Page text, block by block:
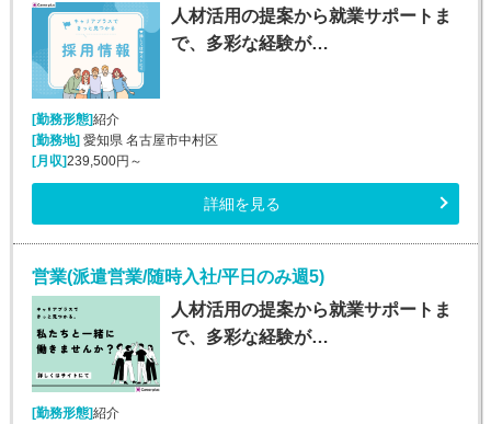
人材活用の提案から就業サポートま
で、多彩な経験が…
[勤務形態]紹介
[勤務地] 愛知県 名古屋市中村区
[月収]239,500円～
詳細を見る
営業(派遣営業/随時入社/平日のみ週5)
人材活用の提案から就業サポートま
で、多彩な経験が…
[勤務形態]紹介